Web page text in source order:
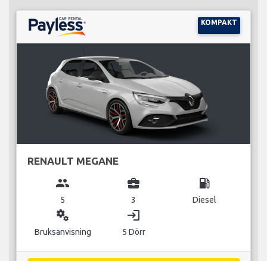
KOMPAKT
RENAULT MEGANE
group
5
business_center
3
local_gas_station
Diesel
miscellaneous_services
Bruksanvisning
login
5 Dörr